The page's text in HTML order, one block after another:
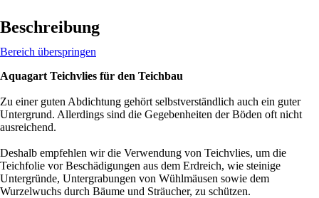
Beschreibung
Bereich überspringen
Aquagart Teichvlies für den Teichbau
Zu einer guten Abdichtung gehört selbstverständlich auch ein guter
Untergrund. Allerdings sind die Gegebenheiten der Böden oft nicht
ausreichend.
Deshalb empfehlen wir die Verwendung von Teichvlies, um die
Teichfolie vor Beschädigungen aus dem Erdreich, wie steinige
Untergründe, Untergrabungen von Wühlmäusen sowie dem
Wurzelwuchs durch Bäume und Sträucher, zu schützen.